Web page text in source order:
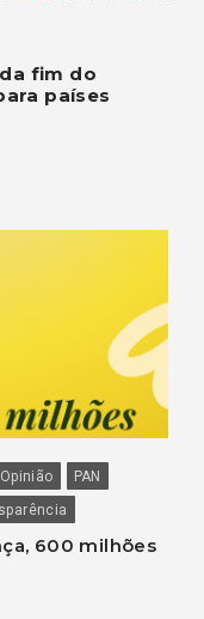
fim do
países
Opinião
PAN
600 milhões